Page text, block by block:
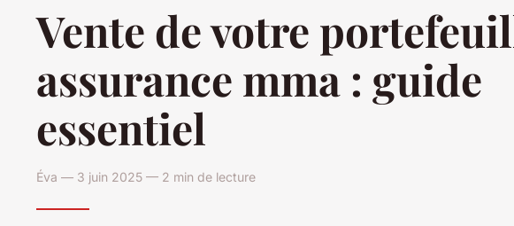
Vente de votre
assurance mma : guide
essentiel
Éva — 3 juin 2025 — 2 min de lecture